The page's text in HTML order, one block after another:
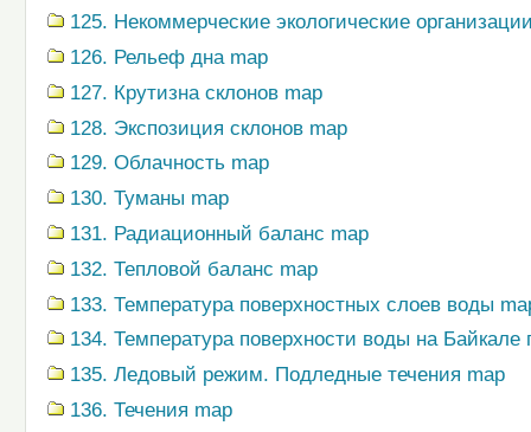
125. Некоммерческие экологические
126. Рельеф дна map
127. Крутизна склонов map
128. Экспозиция склонов map
129. Облачность map
130. Туманы map
131. Радиационный баланс map
132. Тепловой баланс map
133. Температура поверхностных слоев воды
134. Температура поверхности воды на
135. Ледовый режим. Подледные течения map
136. Течения map